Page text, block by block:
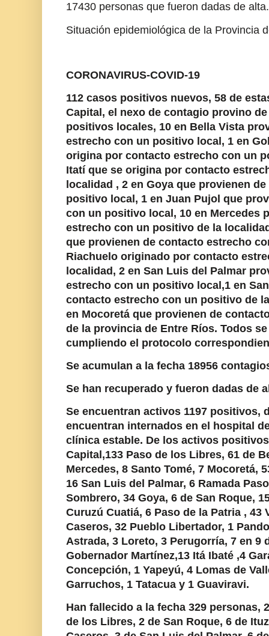
17430 personas que fueron dadas de
Situación epidemiológica de la Provincia
CORONAVIRUS-COVID-19
112 casos positivos nuevos, 58 de
Capital, el nexo de contagio provino
positivos locales, 10 en Bella Vista
estrecho con un positivo local, 1 en
origina por contacto estrecho con un
Itatí que se origina por contacto
localidad , 2 en Goya que provienen
positivo local, 1 en Juan Pujol que
con un positivo local, 10 en Mercedes
estrecho con un positivo de la
que provienen de contacto estrecho
Riachuelo originado por contacto
localidad, 2 en San Luis del Palmar
estrecho con un positivo local,1 en
contacto estrecho con un positivo de
en Mocoretá que provienen de
de la provincia de Entre Ríos. Todos
cumpliendo el protocolo
Se acumulan a la fecha 18956
Se han recuperado y fueron dadas de
Se encuentran activos 1197 positivos,
encuentran internados en el hospital
clínica estable. De los activos
Capital,133 Paso de los Libres, 61 de
Mercedes, 8 Santo Tomé, 7 Mocoretá,
16 San Luis del Palmar, 6 Ramada
Sombrero, 34 Goya, 6 de San Roque,
Curuzú Cuatiá, 6 Paso de la Patria , 43
Caseros, 32 Pueblo Libertador, 1
Astrada, 3 Loreto, 3 Perugorría, 7 en 9
Gobernador Martínez,13 Itá Ibaté ,4
Concepción, 1 Yapeyú, 4 Lomas de
Garruchos, 1 Tatacua y 1 Guaviravi.
Han fallecido a la fecha 329 personas,
de los Libres, 2 de San Roque, 6 de